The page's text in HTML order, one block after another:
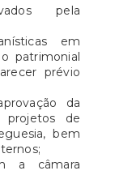
pela
em
patrimonial
prévio
da
projetos de
bem
a câmara